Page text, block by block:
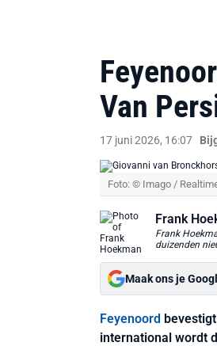
Van
17 juni 2026, 16:07
Foto: © Imago /
Frank
Frank
duizenden
Maak ons je
Feyenoord
international wordt